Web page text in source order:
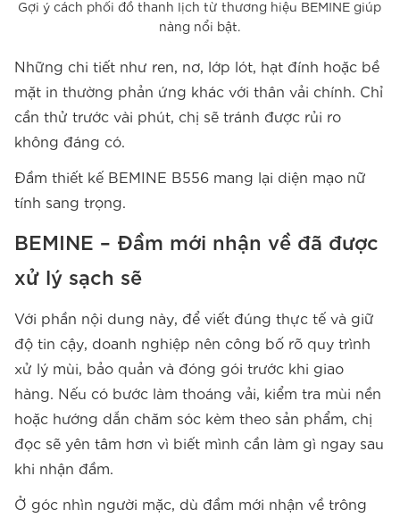
Gợi ý cách phối đồ thanh lịch từ thương hiệu BEMINE giúp
nàng nổi bật.
Những chi tiết như ren, nơ, lớp lót, hạt đính hoặc bề
mặt in thường phản ứng khác với thân vải chính. Chỉ
cần thử trước vài phút, chị sẽ tránh được rủi ro
không đáng có.
Đầm thiết kế BEMINE B556 mang lại diện mạo nữ
tính sang trọng.
BEMINE – Đầm mới nhận về đã được
xử lý sạch sẽ
Với phần nội dung này, để viết đúng thực tế và giữ
độ tin cậy, doanh nghiệp nên công bố rõ quy trình
xử lý mùi, bảo quản và đóng gói trước khi giao
hàng. Nếu có bước làm thoáng vải, kiểm tra mùi nền
hoặc hướng dẫn chăm sóc kèm theo sản phẩm, chị
đọc sẽ yên tâm hơn vì biết mình cần làm gì ngay sau
khi nhận đầm.
Ở góc nhìn người mặc, dù đầm mới nhận về trông